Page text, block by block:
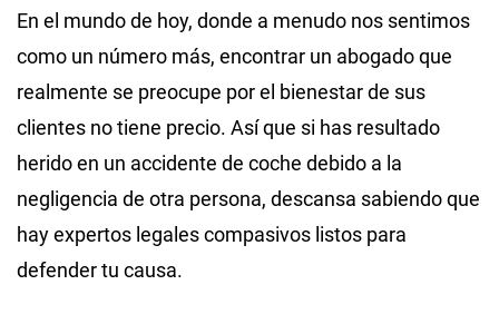
En el mundo de hoy, donde a menudo nos sentimos
como un número más, encontrar un abogado que
realmente se preocupe por el bienestar de sus
clientes no tiene precio. Así que si has resultado
herido en un accidente de coche debido a la
negligencia de otra persona, descansa sabiendo que
hay expertos legales compasivos listos para
defender tu causa.